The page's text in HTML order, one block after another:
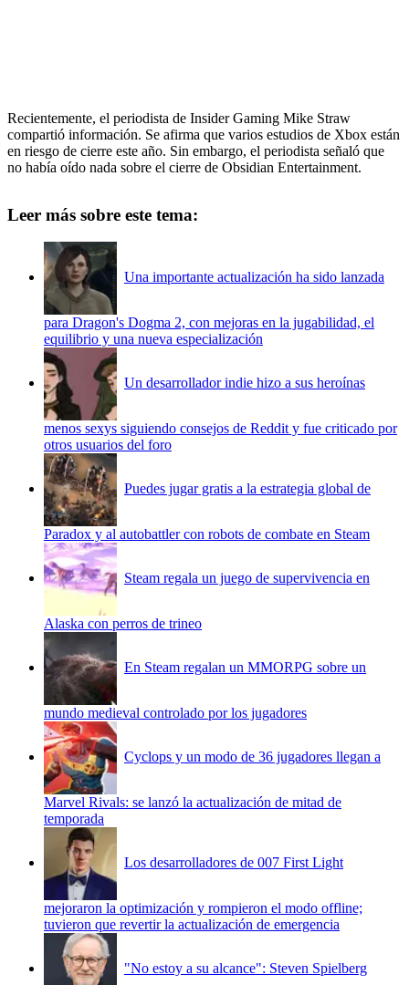
Recientemente, el periodista de Insider Gaming Mike Straw
compartió información. Se afirma que varios estudios de Xbox están
en riesgo de cierre este año. Sin embargo, el periodista señaló que
no había oído nada sobre el cierre de Obsidian Entertainment.
Leer más sobre este tema:
Una importante actualización ha sido lanzada
para Dragon's Dogma 2, con mejoras en la jugabilidad, el
equilibrio y una nueva especialización
Un desarrollador indie hizo a sus heroínas
menos sexys siguiendo consejos de Reddit y fue criticado por
otros usuarios del foro
Puedes jugar gratis a la estrategia global de
Paradox y al autobattler con robots de combate en Steam
Steam regala un juego de supervivencia en
Alaska con perros de trineo
En Steam regalan un MMORPG sobre un
mundo medieval controlado por los jugadores
Cyclops y un modo de 36 jugadores llegan a
Marvel Rivals: se lanzó la actualización de mitad de
temporada
Los desarrolladores de 007 First Light
mejoraron la optimización y rompieron el modo offline;
tuvieron que revertir la actualización de emergencia
"No estoy a su alcance": Steven Spielberg